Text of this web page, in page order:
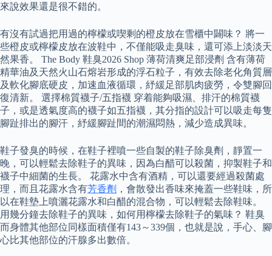
來說效果還是很不錯的。
有沒有試過把用過的檸檬或喫剩的橙皮放在雪櫃中闢味？ 將一
些橙皮或檸檬皮放在波鞋中，不僅能吸走臭味，還可添上淡淡天
然果香。 The Body 鞋臭2026 Shop 薄荷清爽足部浸劑 含有薄荷
精華油及天然火山石熔岩形成的浮石粒子，有效去除老化角質層
及軟化腳底硬皮，加速血液循環，紓緩足部肌肉疲勞，令雙腳回
復清新。 選擇棉質襪子/五指襪 穿着能夠吸濕、排汗的棉質襪
子，或是透氣度高的襪子如五指襪，其分指的設計可以吸走每隻
腳趾排出的腳汗，紓緩腳趾間的潮濕悶熱，減少造成異味。
鞋子發臭的時候，在鞋子裡噴一些自製的鞋子除臭劑，靜置一
晚，可以輕鬆去除鞋子的異味，因為白醋可以殺菌，抑製鞋子和
襪子中細菌的生長。 花露水中含有酒精，可以還要經過殺菌處
理，而且花露水含有芳香劑 ，會散發出香味來掩蓋一些鞋味，所
以在鞋墊上噴灑花露水和白醋的混合物，可以輕鬆去除鞋味。
用幾分鐘去除鞋子的異味，如何用檸檬去除鞋子的氣味？ 鞋臭
而身體其他部位同樣面積僅有143～339個，也就是說，手心、腳
心比其他部位的汗腺多出數倍。